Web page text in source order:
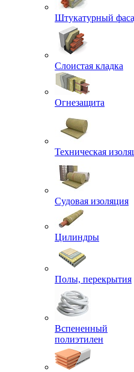
Штукатурный
Слоистая кладка
Огнезащита
Техническая
Судовая изоляция
Цилиндры
Полы, перекрытия
Вспененный
полиэтилен